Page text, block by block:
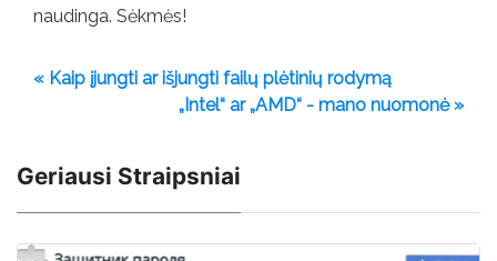
naudinga. Sėkmės!
« Kaip įjungti ar išjungti failų plėtinių rodymą
„Intel“ ar „AMD“ - mano nuomonė »
Geriausi Straipsniai